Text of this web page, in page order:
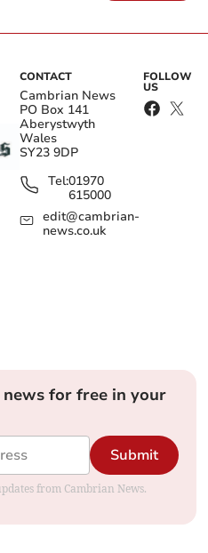
CONTACT
Cambrian News
PO Box 141
Aberystwyth
Wales
SY23 9DP
Tel:01970
615000
edit@cambrian-
news.co.uk
FOLLOW
US
for free in your
Submit
from Cambrian News.